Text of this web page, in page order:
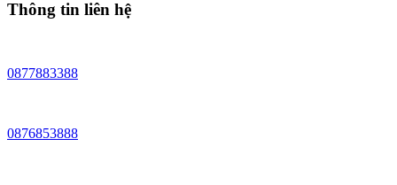
Thông tin liên hệ
0877883388
0876853888